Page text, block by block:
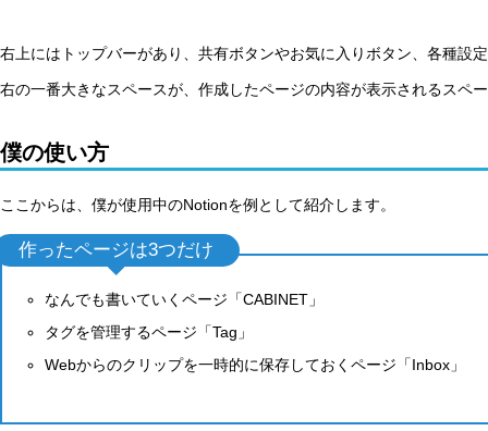
右上にはトップバーがあり、共有ボタンやお気に入りボタン、各種設
右の一番大きなスペースが、作成したページの内容が表示されるスペ
僕の使い方
ここからは、僕が使用中のNotionを例として紹介します。
作ったページは3つだけ
なんでも書いていくページ「CABINET」
タグを管理するページ「Tag」
Webからのクリップを一時的に保存しておくページ「Inbox」